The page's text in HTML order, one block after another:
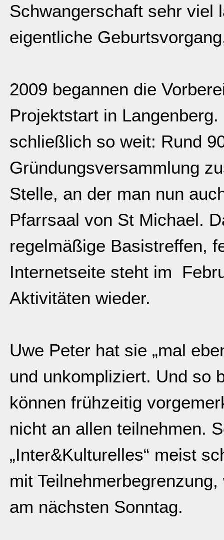
Schwangerschaft sehr viel
eigentliche
2009 begannen die
Projektstart in
schließlich so weit: Rund
Gründungsversammlung
Stelle, an der man nun
Pfarrsaal von St Michael.
regelmäßige Basistreffen,
Internetseite steht im
Aktivitäten wieder.
Uwe Peter hat sie „mal
und unkompliziert. Und so
können frühzeitig
nicht an allen teilnehmen.
„Inter&Kulturelles“ meist
mit
am nächsten Sonntag.